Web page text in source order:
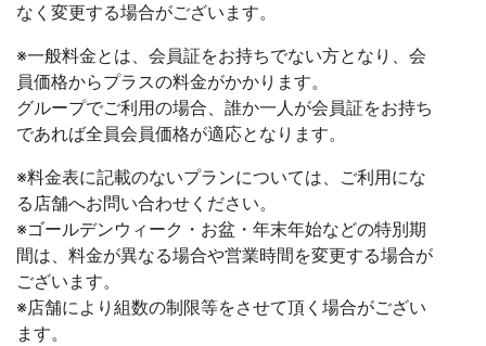
なく変更する場合がございます。
※一般料金とは、会員証をお持ちでない方となり、会
員価格からプラスの料金がかかります。
グループでご利用の場合、誰か一人が会員証をお持ち
であれば全員会員価格が適応となります。
※料金表に記載のないプランについては、ご利用にな
る店舗へお問い合わせください。
※ゴールデンウィーク・お盆・年末年始などの特別期
間は、料金が異なる場合や営業時間を変更する場合が
ございます。
※店舗により組数の制限等をさせて頂く場合がござい
ます。